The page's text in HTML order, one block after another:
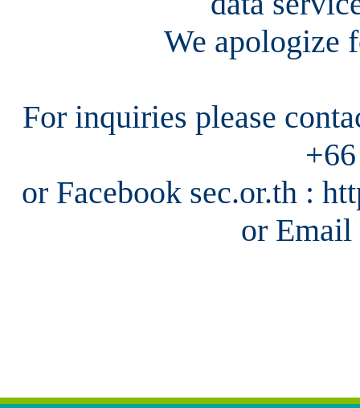
We apologize
For inquiries please
or Facebook sec.or.th :
or Email